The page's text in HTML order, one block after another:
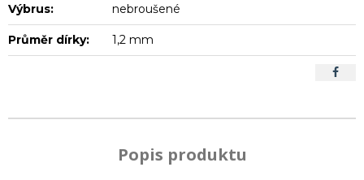
Výbrus: nebroušené
Průměr dírky: 1,2 mm
Popis produktu